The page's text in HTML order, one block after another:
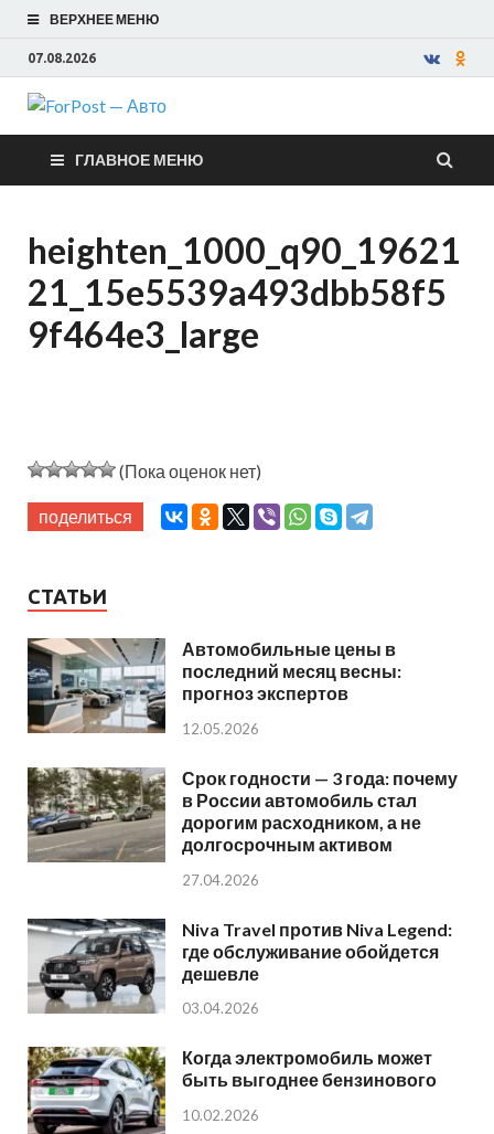
ВЕРХНЕЕ МЕНЮ
07.08.2026
ForPost —
Авто
ГЛАВНОЕ МЕНЮ
heighten_1000_q90_19621
21_15e5539a493dbb58f5
9f464e3_large
(Пока оценок нет)
поделиться
СТАТЬИ
Автомобильные цены в
последний месяц весны:
прогноз экспертов
12.05.2026
Срок годности — 3 года: почему
в России автомобиль стал
дорогим расходником, а не
долгосрочным активом
27.04.2026
Niva Travel против Niva Legend:
где обслуживание обойдется
дешевле
03.04.2026
Когда электромобиль может
быть выгоднее бензинового
10.02.2026